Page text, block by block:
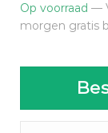
Op voorraad —
morgen gratis